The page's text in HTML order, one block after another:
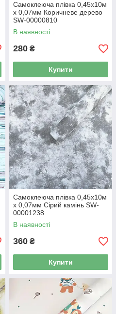
Самоклеюча плівка 0,45х10м
х 0,07мм Коричневе дерево
SW-00000810
В наявності
280 ₴
Купити
Самоклеюча плівка 0,45х10м
х 0,07мм Сірий камінь SW-
00001238
В наявності
360 ₴
Купити